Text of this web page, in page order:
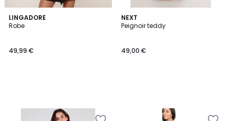
LINGADORE
Robe
49,99 €
NEXT
Peignoir teddy
49,00 €